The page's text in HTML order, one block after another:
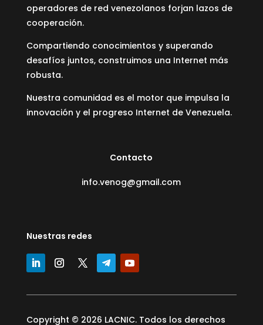
operadores de red venezolanos forjan lazos de
cooperación.
Compartiendo conocimientos y superando
desafíos juntos, construimos una Internet más
robusta.
Nuestra comunidad es el motor que impulsa la
innovación y el progreso Internet de Venezuela.
Contacto
info.venog@gmail.com
Nuestras redes
Copyright © 2026 LACNIC. Todos los derechos